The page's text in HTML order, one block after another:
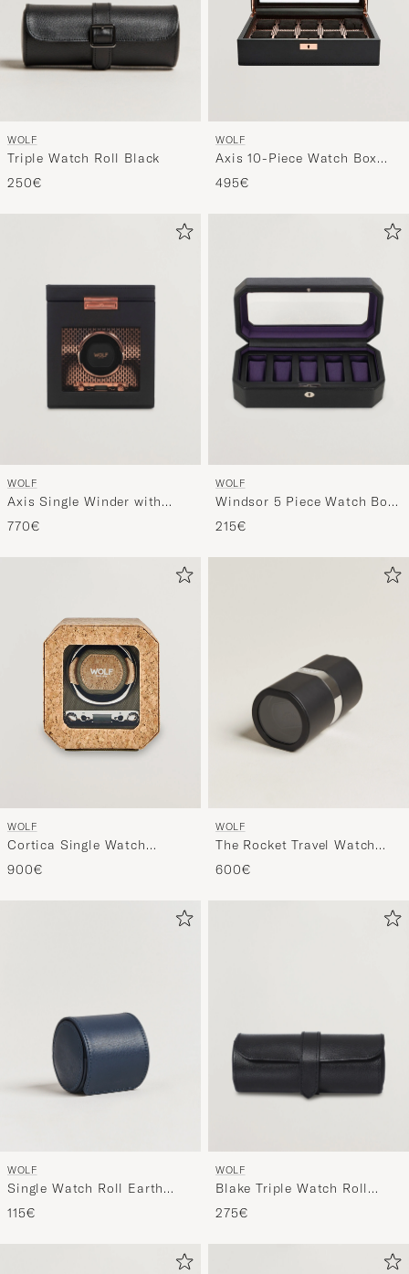
WOLF
Triple Watch Roll Black
250€
WOLF
Axis 10-Piece Watch Box
Copper
495€
WOLF
Axis Single Winder with
Storage Copper
770€
WOLF
Windsor 5 Piece Watch Box
Black Purple
215€
WOLF
Cortica Single Watch
Winder Cork
900€
WOLF
The Rocket Travel Watch
Winder Black
600€
WOLF
Single Watch Roll Earth
Midnight Blue
115€
WOLF
Blake Triple Watch Roll
Black/Purple
275€